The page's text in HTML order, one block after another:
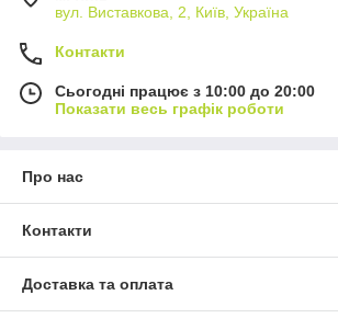
вул. Виставкова, 2, Київ, Україна
Контакти
Сьогодні працює з 10:00 до 20:00
Показати весь графік роботи
Про нас
Контакти
Доставка та оплата